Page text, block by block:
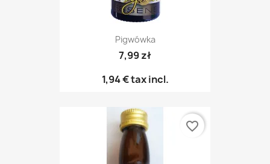
Pigwówka
7,99 zł
1,94 €tax incl.
favorite_border